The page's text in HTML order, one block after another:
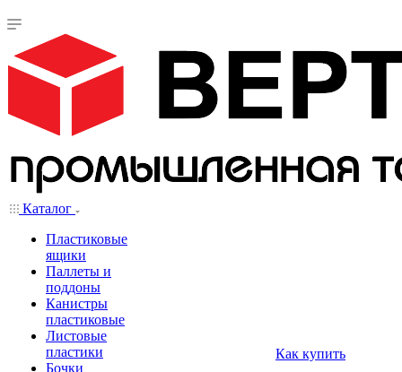
Каталог
Пластиковые
ящики
Паллеты и
поддоны
Канистры
пластиковые
Листовые
пластики
Бочки
Как купить